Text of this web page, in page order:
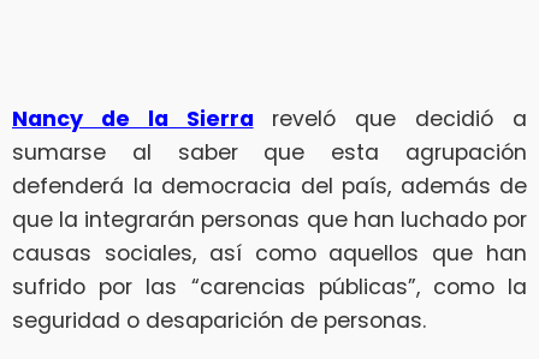
Nancy de la Sierra reveló que decidió a
sumarse al saber que esta agrupación
defenderá la democracia del país, además de
que la integrarán personas que han luchado por
causas sociales, así como aquellos que han
sufrido por las “carencias públicas”, como la
seguridad o desaparición de personas.